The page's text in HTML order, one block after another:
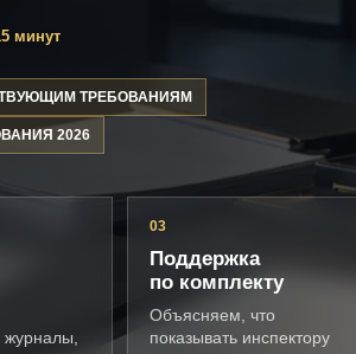
минут
ТРЕБОВАНИЯМ
2026
журналы,
03
Поддержка
по комплекту
Объясняем, что
показывать инспектору